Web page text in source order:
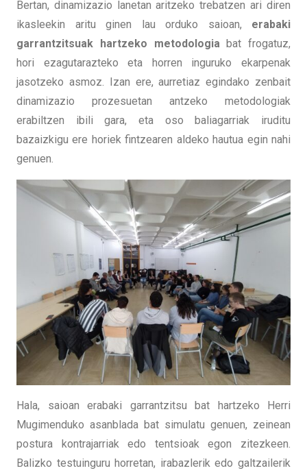
Bertan, dinamizazio lanetan aritzeko trebatzen ari diren
ikasleekin aritu ginen lau orduko saioan, erabaki
garrantzitsuak hartzeko metodologiabat frogatuz,
hori ezagutarazteko eta horren inguruko ekarpenak
jasotzeko asmoz. Izan ere, aurretiaz egindako zenbait
dinamizazio prozesuetan antzeko metodologiak
erabiltzen ibili gara, eta oso baliagarriak iruditu
bazaizkigu ere horiek fintzearen aldeko hautua egin nahi
genuen.
Hala, saioan erabaki garrantzitsu bat hartzeko Herri
Mugimenduko asanblada bat simulatu genuen, zeinean
postura kontrajarriak edo tentsioak egon zitezkeen.
Balizko testuinguru horretan, irabazlerik edo galtzailerik